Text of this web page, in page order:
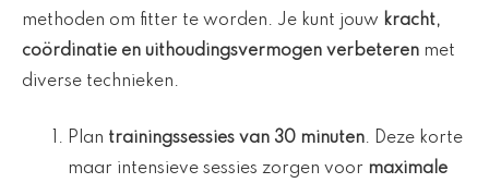
methoden om fitter te worden. Je kunt jouw kracht,
coördinatie en uithoudingsvermogen verbeteren met
diverse technieken.
Plan trainingssessies van 30 minuten. Deze korte
maar intensieve sessies zorgen voor maximale